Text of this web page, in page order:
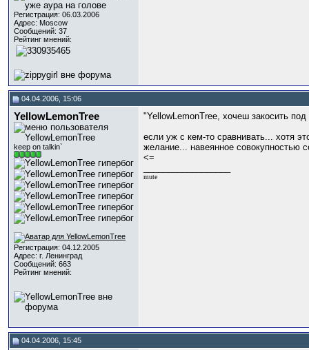
Регистрация: 06.03.2006
Адрес: Moscow
Сообщений: 37
Рейтинг мнений:
04.04.2006, 15:06
YellowLemоnTree
keep on talkin`
Регистрация: 04.12.2005
Адрес: г. Ленинград
Сообщений: 663
Рейтинг мнений:
"YellowLemоnTree, хочеш закосить под
если уж с кем-то сравнивать... хотя
желание... навеянное совокупностью
<=
mute
04.04.2006, 15:45